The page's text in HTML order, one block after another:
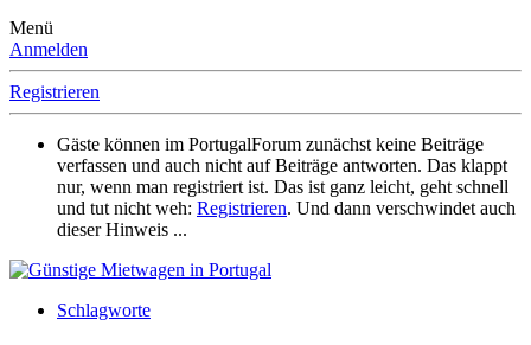
Menü
Anmelden
Registrieren
Gäste können im PortugalForum zunächst keine Beiträge
verfassen und auch nicht auf Beiträge antworten. Das klappt
nur, wenn man registriert ist. Das ist ganz leicht, geht schnell
und tut nicht weh: Registrieren. Und dann verschwindet auch
dieser Hinweis ...
Schlagworte